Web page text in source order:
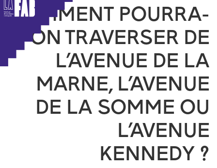
COMMENT POURRA-
T-ON TRAVERSER DE
L’AVENUE DE LA
MARNE, L’AVENUE
DE LA SOMME OU
L’AVENUE
KENNEDY ?